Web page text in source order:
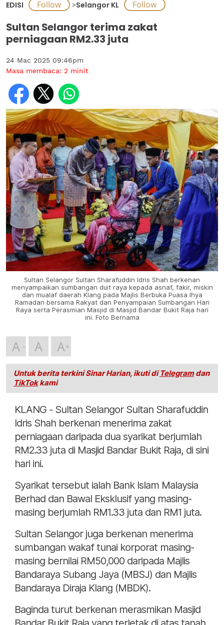
EDISI >Selangor KL
Sultan Selangor terima zakat
perniagaan RM2.33 juta
24 Mac 2025 09:46pm
Masa membaca: 2 minit
Sultan Selangor Sultan Sharafuddin Idris Shah berkenan
menyampaikan sumbangan duit raya kepada asnaf, fakir, miskin
dan mualaf daerah Klang pada Majlis Berbuka Puasa Ihya
Ramadan bersama Rakyat dan Penyampaian Sumbangan Hari
Raya serta Perasmian Masjid di Masjid Bandar Bukit Raja hari
ini. Foto Bernama
A A A
Untuk berita terkini Sinar Harian, ikuti di Telegramdan
TikTokkami
KLANG - Sultan Selangor Sultan Sharafuddin
Idris Shah berkenan menerima zakat
perniagaan daripada dua syarikat berjumlah
RM2.33 juta di Masjid Bandar Bukit Raja, di sini
hari ini.
Syarikat tersebut ialah Bank Islam Malaysia
Berhad dan Bawal Eksklusif yang masing-
masing berjumlah RM1.33 juta dan RM1 juta.
Sultan Selangor juga berkenan menerima
sumbangan wakaf tunai korporat masing-
masing bernilai RM50,000 daripada Majlis
Bandaraya Subang Jaya (MBSJ) dan Majlis
Bandaraya Diraja Klang (MBDK).
Baginda turut berkenan merasmikan Masjid